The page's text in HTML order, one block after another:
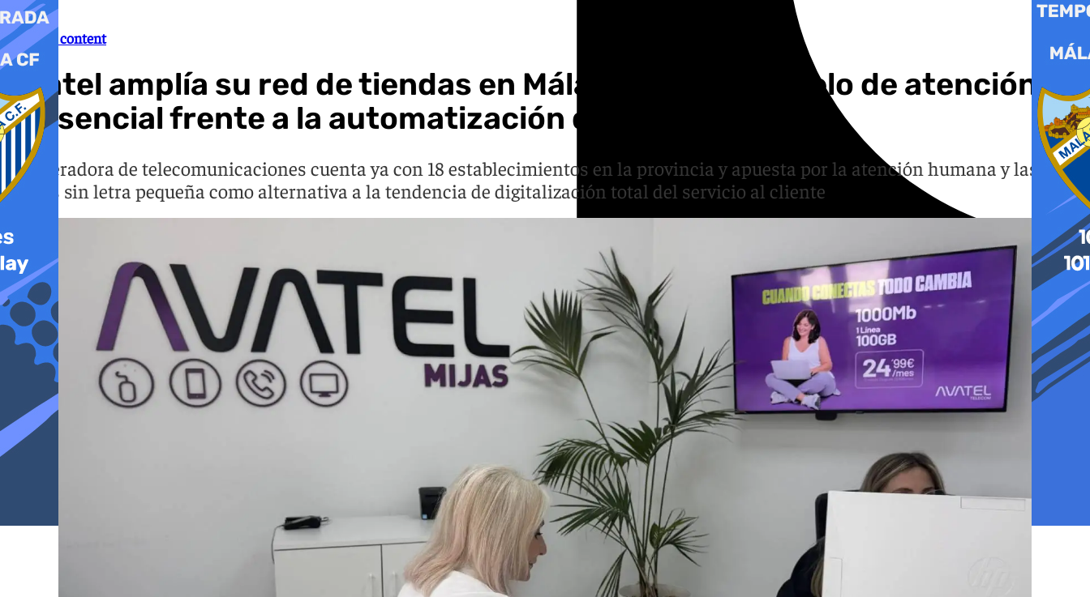
Branded content
Avatel amplía su red de tiendas en Málaga con un modelo de atención
presencial frente a la automatización del sector
La operadora de telecomunicaciones cuenta ya con 18 establecimientos en la provincia y apuesta por la atención humana y las
tarifas sin letra pequeña como alternativa a la tendencia de digitalización total del servicio al cliente